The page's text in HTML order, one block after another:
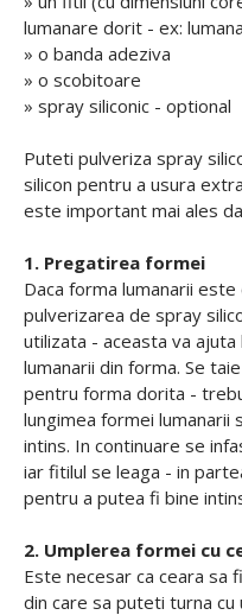
lumanare dorit - ex:
» o banda adeziva
» o scobitoare
» spray siliconic - optional
Puteti pulveriza spray
silicon pentru a usura
este important mai ales
1. Pregatirea formei
Daca forma lumanarii
pulverizarea de spray
utilizata - aceasta va
lumanarii din forma. Se
pentru forma dorita -
lungimea formei lumanarii
intins. In continuare se
iar fitilul se leaga - in
pentru a putea fi bine
2. Umplerea formei cu
Este necesar ca ceara sa
din care sa puteti turna